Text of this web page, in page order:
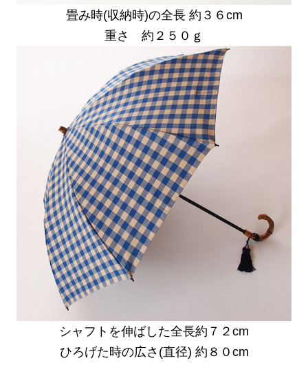
畳み時(収納時)の全長 約３６cm
重さ 約２５０ｇ
シャフトを伸ばした全長約７２cm
ひろげた時の広さ(直径) 約８０cm